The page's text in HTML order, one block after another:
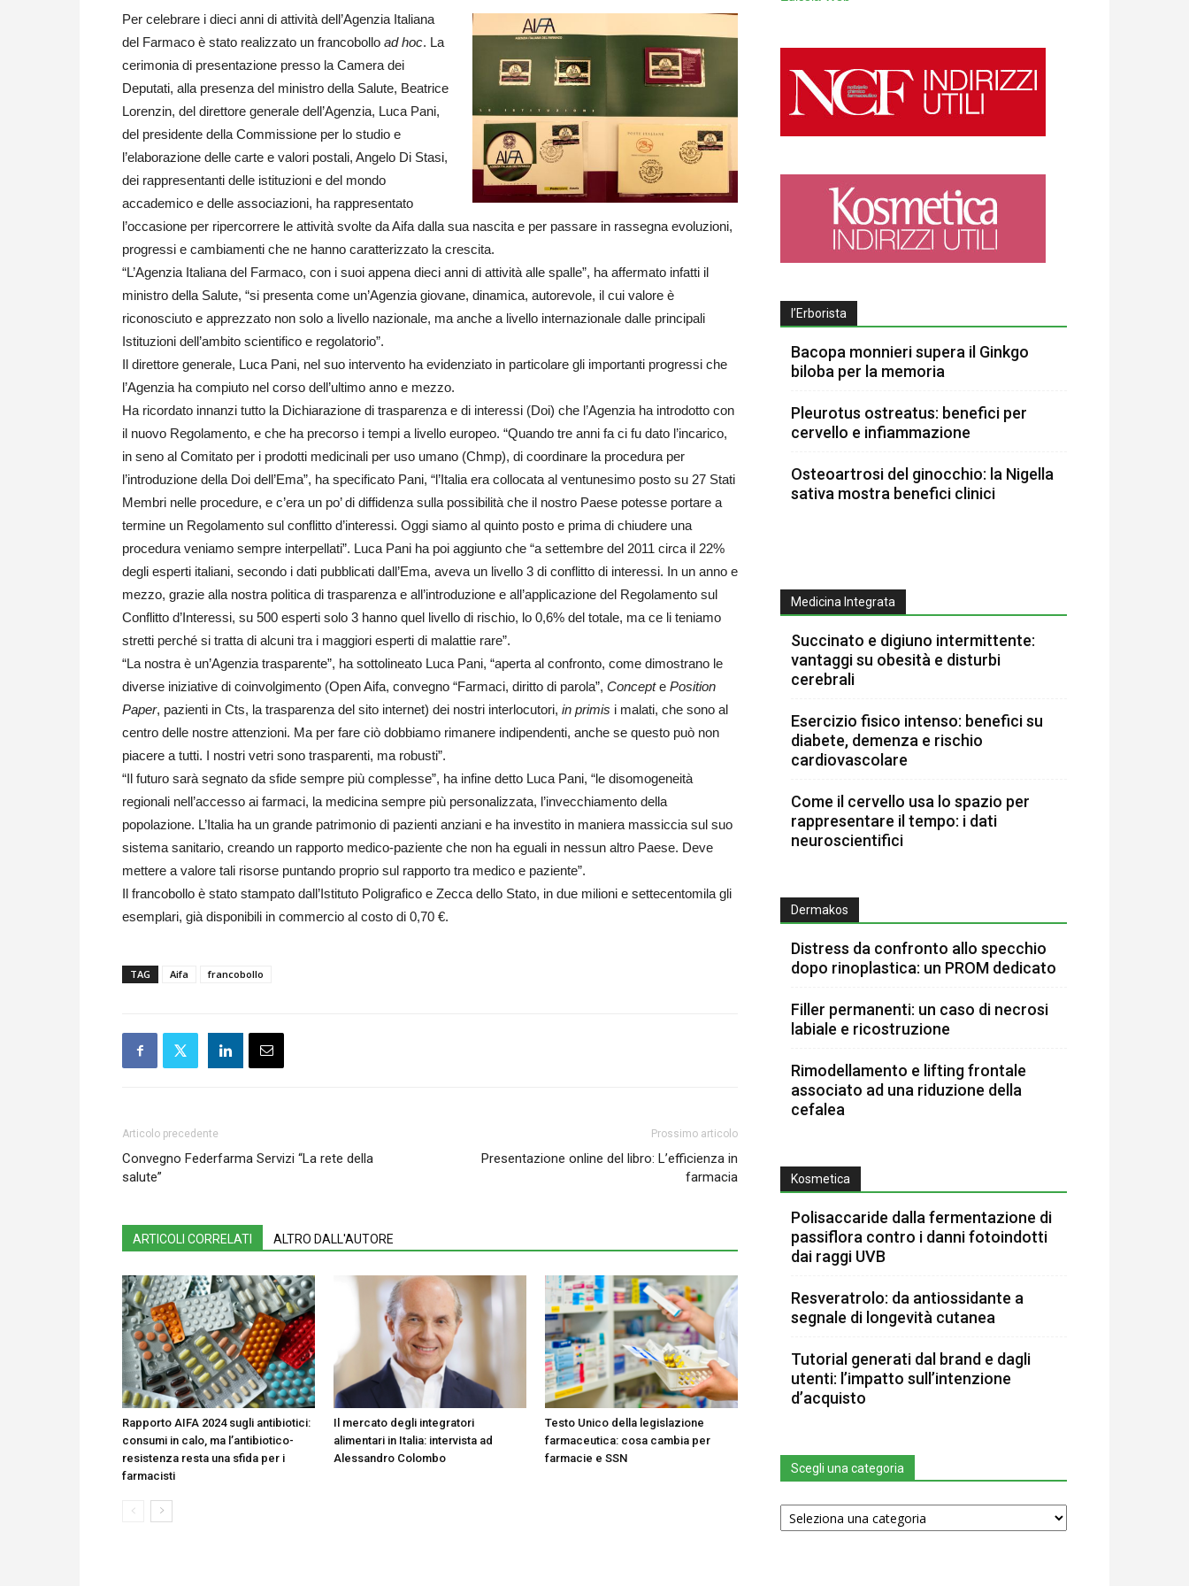
Per celebrare i dieci anni di attività dell’Agenzia Italiana
del Farmaco è stato realizzato un francobollo ad hoc. La
cerimonia di presentazione presso la Camera dei
Deputati, alla presenza del ministro della Salute, Beatrice
Lorenzin, del direttore generale dell’Agenzia, Luca Pani,
del presidente della Commissione per lo studio e
l’elaborazione delle carte e valori postali, Angelo Di Stasi,
dei rappresentanti delle istituzioni e del mondo
accademico e delle associazioni, ha rappresentato
l’occasione per ripercorrere le attività svolte da Aifa dalla sua nascita e per passare in rassegna evoluzioni,
progressi e cambiamenti che ne hanno caratterizzato la crescita.
“L’Agenzia Italiana del Farmaco, con i suoi appena dieci anni di attività alle spalle”, ha affermato infatti il
ministro della Salute, “si presenta come un’Agenzia giovane, dinamica, autorevole, il cui valore è
riconosciuto e apprezzato non solo a livello nazionale, ma anche a livello internazionale dalle principali
Istituzioni dell’ambito scientifico e regolatorio”.
Il direttore generale, Luca Pani, nel suo intervento ha evidenziato in particolare gli importanti progressi che
l’Agenzia ha compiuto nel corso dell’ultimo anno e mezzo.
Ha ricordato innanzi tutto la Dichiarazione di trasparenza e di interessi (Doi) che l’Agenzia ha introdotto con
il nuovo Regolamento, e che ha precorso i tempi a livello europeo. “Quando tre anni fa ci fu dato l’incarico,
in seno al Comitato per i prodotti medicinali per uso umano (Chmp), di coordinare la procedura per
l’introduzione della Doi dell’Ema”, ha specificato Pani, “l’Italia era collocata al ventunesimo posto su 27 Stati
Membri nelle procedure, e c’era un po’ di diffidenza sulla possibilità che il nostro Paese potesse portare a
termine un Regolamento sul conflitto d’interessi. Oggi siamo al quinto posto e prima di chiudere una
procedura veniamo sempre interpellati”. Luca Pani ha poi aggiunto che “a settembre del 2011 circa il 22%
degli esperti italiani, secondo i dati pubblicati dall’Ema, aveva un livello 3 di conflitto di interessi. In un anno e
mezzo, grazie alla nostra politica di trasparenza e all’introduzione e all’applicazione del Regolamento sul
Conflitto d’Interessi, su 500 esperti solo 3 hanno quel livello di rischio, lo 0,6% del totale, ma ce li teniamo
stretti perché si tratta di alcuni tra i maggiori esperti di malattie rare”.
“La nostra è un’Agenzia trasparente”, ha sottolineato Luca Pani, “aperta al confronto, come dimostrano le
diverse iniziative di coinvolgimento (Open Aifa, convegno “Farmaci, diritto di parola”, Concepte Position
Paper, pazienti in Cts, la trasparenza del sito internet) dei nostri interlocutori, in primis i malati, che sono al
centro delle nostre attenzioni. Ma per fare ciò dobbiamo rimanere indipendenti, anche se questo può non
piacere a tutti. I nostri vetri sono trasparenti, ma robusti”.
“Il futuro sarà segnato da sfide sempre più complesse”, ha infine detto Luca Pani, “le disomogeneità
regionali nell’accesso ai farmaci, la medicina sempre più personalizzata, l’invecchiamento della
popolazione. L’Italia ha un grande patrimonio di pazienti anziani e ha investito in maniera massiccia sul suo
sistema sanitario, creando un rapporto medico-paziente che non ha eguali in nessun altro Paese. Deve
mettere a valore tali risorse puntando proprio sul rapporto tra medico e paziente”.
Il francobollo è stato stampato dall’Istituto Poligrafico e Zecca dello Stato, in due milioni e settecentomila gli
esemplari, già disponibili in commercio al costo di 0,70 €.
TAG Aifa francobollo
Articolo precedente
Convegno Federfarma Servizi “La rete della
salute”
Prossimo articolo
Presentazione online del libro: L’efficienza in
farmacia
ARTICOLI CORRELATI ALTRO DALL'AUTORE
Rapporto AIFA 2024 sugli antibiotici:
consumi in calo, ma l’antibiotico-
resistenza resta una sfida per i
farmacisti
Il mercato degli integratori
alimentari in Italia: intervista ad
Alessandro Colombo
Testo Unico della legislazione
farmaceutica: cosa cambia per
farmacie e SSN
l’Erborista
Bacopa monnieri supera il Ginkgo
biloba per la memoria
Pleurotus ostreatus: benefici per
cervello e infiammazione
Osteoartrosi del ginocchio: la Nigella
sativa mostra benefici clinici
Medicina Integrata
Succinato e digiuno intermittente:
vantaggi su obesità e disturbi
cerebrali
Esercizio fisico intenso: benefici su
diabete, demenza e rischio
cardiovascolare
Come il cervello usa lo spazio per
rappresentare il tempo: i dati
neuroscientifici
Dermakos
Distress da confronto allo specchio
dopo rinoplastica: un PROM dedicato
Filler permanenti: un caso di necrosi
labiale e ricostruzione
Rimodellamento e lifting frontale
associato ad una riduzione della
cefalea
Kosmetica
Polisaccaride dalla fermentazione di
passiflora contro i danni fotoindotti
dai raggi UVB
Resveratrolo: da antiossidante a
segnale di longevità cutanea
Tutorial generati dal brand e dagli
utenti: l’impatto sull’intenzione
d’acquisto
Scegli una categoria
Scegli
una